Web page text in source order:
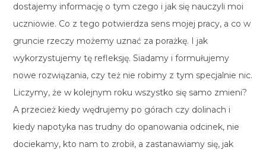
dostajemy informację o tym czego i jak się nauczyli moi
uczniowie. Co z tego potwierdza sens mojej pracy, a co w
gruncie rzeczy możemy uznać za porażkę. I jak
wykorzystujemy tę refleksję. Siadamy i formułujemy
nowe rozwiązania, czy też nie robimy z tym specjalnie nic.
Liczymy, że w kolejnym roku wszystko się samo zmieni?
A przecież kiedy wędrujemy po górach czy dolinach i
kiedy napotyka nas trudny do opanowania odcinek, nie
dociekamy, kto nam to zrobił, a zastanawiamy się, jak